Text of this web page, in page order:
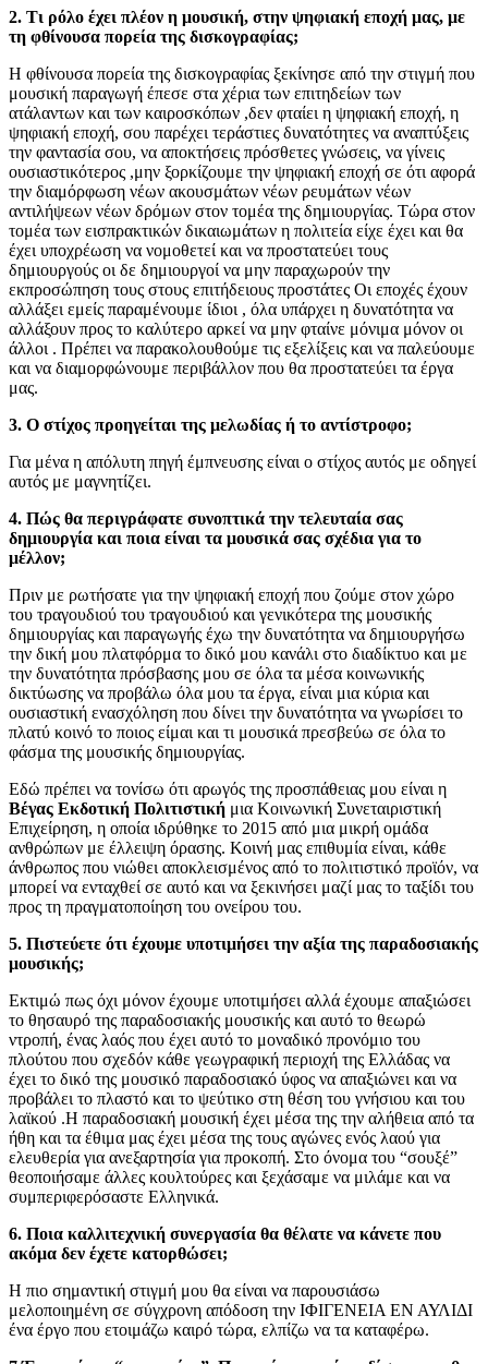
2. Τι ρόλο έχει πλέον η μουσική, στην ψηφιακή εποχή μας, με
τη φθίνουσα πορεία της δισκογραφίας;
Η φθίνουσα πορεία της δισκογραφίας ξεκίνησε από την στιγμή που
μουσική παραγωγή έπεσε στα χέρια των επιτηδείων των
ατάλαντων και των καιροσκόπων ,δεν φταίει η ψηφιακή εποχή, η
ψηφιακή εποχή, σου παρέχει τεράστιες δυνατότητες να αναπτύξεις
την φαντασία σου, να αποκτήσεις πρόσθετες γνώσεις, να γίνεις
ουσιαστικότερος ,μην ξορκίζουμε την ψηφιακή εποχή σε ότι αφορά
την διαμόρφωση νέων ακουσμάτων νέων ρευμάτων νέων
αντιλήψεων νέων δρόμων στον τομέα της δημιουργίας. Τώρα στον
τομέα των εισπρακτικών δικαιωμάτων η πολιτεία είχε έχει και θα
έχει υποχρέωση να νομοθετεί και να προστατεύει τους
δημιουργούς οι δε δημιουργοί να μην παραχωρούν την
εκπροσώπηση τους στους επιτήδειους προστάτες Οι εποχές έχουν
αλλάξει εμείς παραμένουμε ίδιοι , όλα υπάρχει η δυνατότητα να
αλλάξουν προς το καλύτερο αρκεί να μην φταίνε μόνιμα μόνον οι
άλλοι . Πρέπει να παρακολουθούμε τις εξελίξεις και να παλεύουμε
και να διαμορφώνουμε περιβάλλον που θα προστατεύει τα έργα
μας.
3. Ο στίχος προηγείται της μελωδίας ή το αντίστροφο;
Για μένα η απόλυτη πηγή έμπνευσης είναι ο στίχος αυτός με οδηγεί
αυτός με μαγνητίζει.
4. Πώς θα περιγράφατε συνοπτικά την τελευταία σας
δημιουργία και ποια είναι τα μουσικά σας σχέδια για το
μέλλον;
Πριν με ρωτήσατε για την ψηφιακή εποχή που ζούμε στον χώρο
του τραγουδιού του τραγουδιού και γενικότερα της μουσικής
δημιουργίας και παραγωγής έχω την δυνατότητα να δημιουργήσω
την δική μου πλατφόρμα το δικό μου κανάλι στο διαδίκτυο και με
την δυνατότητα πρόσβασης μου σε όλα τα μέσα κοινωνικής
δικτύωσης να προβάλω όλα μου τα έργα, είναι μια κύρια και
ουσιαστική ενασχόληση που δίνει την δυνατότητα να γνωρίσει το
πλατύ κοινό το ποιος είμαι και τι μουσικά πρεσβεύω σε όλα το
φάσμα της μουσικής δημιουργίας.
Εδώ πρέπει να τονίσω ότι αρωγός της προσπάθειας μου είναι η
Βέγας Εκδοτική Πολιτιστική μια Κοινωνική Συνεταιριστική
Επιχείρηση, η οποία ιδρύθηκε το 2015 από μια μικρή ομάδα
ανθρώπων με έλλειψη όρασης. Κοινή μας επιθυμία είναι, κάθε
άνθρωπος που νιώθει αποκλεισμένος από το πολιτιστικό προϊόν, να
μπορεί να ενταχθεί σε αυτό και να ξεκινήσει μαζί μας το ταξίδι του
προς τη πραγματοποίηση του ονείρου του.
5. Πιστεύετε ότι έχουμε υποτιμήσει την αξία της παραδοσιακής
μουσικής;
Εκτιμώ πως όχι μόνον έχουμε υποτιμήσει αλλά έχουμε απαξιώσει
το θησαυρό της παραδοσιακής μουσικής και αυτό το θεωρώ
ντροπή, ένας λαός που έχει αυτό το μοναδικό προνόμιο του
πλούτου που σχεδόν κάθε γεωγραφική περιοχή της Ελλάδας να
έχει το δικό της μουσικό παραδοσιακό ύφος να απαξιώνει και να
προβάλει το πλαστό και το ψεύτικο στη θέση του γνήσιου και του
λαϊκού .Η παραδοσιακή μουσική έχει μέσα της την αλήθεια από τα
ήθη και τα έθιμα μας έχει μέσα της τους αγώνες ενός λαού για
ελευθερία για ανεξαρτησία για προκοπή. Στο όνομα του “σουξέ”
θεοποιήσαμε άλλες κουλτούρες και ξεχάσαμε να μιλάμε και να
συμπεριφερόσαστε Ελληνικά.
6. Ποια καλλιτεχνική συνεργασία θα θέλατε να κάνετε που
ακόμα δεν έχετε κατορθώσει;
Η πιο σημαντική στιγμή μου θα είναι να παρουσιάσω
μελοποιημένη σε σύγχρονη απόδοση την ΙΦΙΓΕΝΕΙΑ ΕΝ ΑΥΛΙΔΙ
ένα έργο που ετοιμάζω καιρό τώρα, ελπίζω να τα καταφέρω.